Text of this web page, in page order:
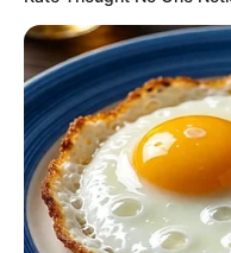
She Spent A